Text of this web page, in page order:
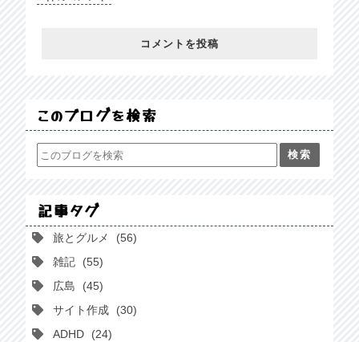
コメントを投稿
このブログを検索
記事タグ
旅とグルメ
56
雑記
55
広島
45
サイト作成
30
ADHD
24